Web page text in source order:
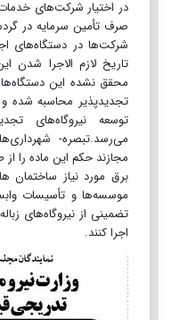
در اختیار شرکت‌های
صرف تأمین سرمایه در
شرکت‌ها در دستگاه‌های
تاریخ لازم الاجرا شدن
محقق نشده این
تجدیدپذیر محاسبه شده
توسعه نیروگاه‌های
می‌رسد.تبصره-
برق مورد نیاز ساختمان
موسسه‌ها و تأسیسات
تضمینی از نیروگاه‌های
اجرا کنند.